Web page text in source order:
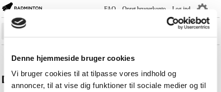
Denne hjemmeside bruger cookies
Vi bruger cookies til at tilpasse vores indhold og
annoncer, til at vise dig funktioner til sociale medier og til
FAQ Opret brugerkonto Log ind
―
Sæsonplan
Rank-/Rækkelister
Holdturnering
Deltagerliste